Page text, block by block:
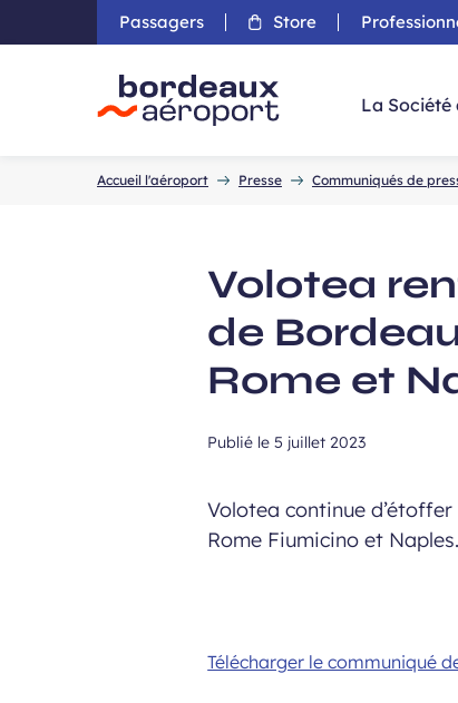
Passagers Store
La
Accueil l'aéroport Presse Communiqués de
Volotea
de
Rome et
Publié le5 juillet 2023
Volotea continue
Rome Fiumicino et
Télécharger le communiqué